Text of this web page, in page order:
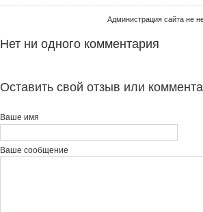
Администрация сайта не
Нет ни одного комментария
Оставить свой отзыв или
Ваше имя
Ваше сообщение